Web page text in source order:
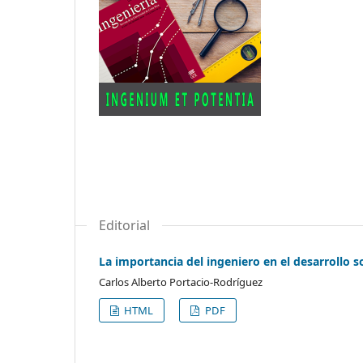
Editorial
La importancia del ingeniero en el desarrollo
Carlos Alberto Portacio-Rodríguez
HTML
PDF